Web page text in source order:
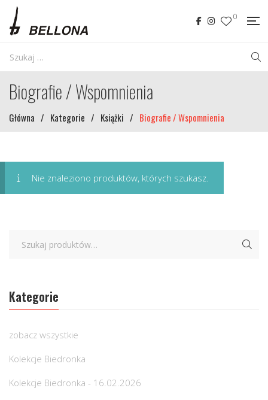
0
Biografie / Wspomnienia
Główna / Kategorie / Książki / Biografie / Wspomnienia
Nie znaleziono produktów, których szukasz.
Kategorie
zobacz wszystkie
Kolekcje Biedronka
Kolekcje Biedronka - 16.02.2026